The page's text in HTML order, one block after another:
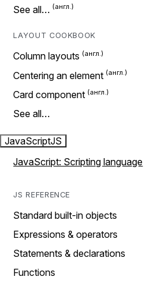
See all…
LAYOUT COOKBOOK
Column layouts
Centering an element
Card component
See all…
JavaScriptJS
JavaScript: Scripting language
JS REFERENCE
Standard built-in objects
Expressions & operators
Statements & declarations
Functions